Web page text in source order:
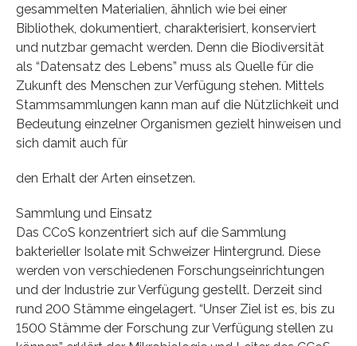
gesammelten Materialien, ähnlich wie bei einer
Bibliothek, dokumentiert, charakterisiert, konserviert
und nutzbar gemacht werden. Denn die Biodiversität
als “Datensatz des Lebens” muss als Quelle für die
Zukunft des Menschen zur Verfügung stehen. Mittels
Stammsammlungen kann man auf die Nützlichkeit und
Bedeutung einzelner Organismen gezielt hinweisen und
sich damit auch für
den Erhalt der Arten einsetzen.
Sammlung und Einsatz
Das CCoS konzentriert sich auf die Sammlung
bakterieller Isolate mit Schweizer Hintergrund. Diese
werden von verschiedenen Forschungseinrichtungen
und der Industrie zur Verfügung gestellt. Derzeit sind
rund 200 Stämme eingelagert. “Unser Ziel ist es, bis zu
1500 Stämme der Forschung zur Verfügung stellen zu